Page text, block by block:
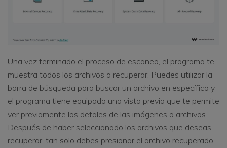
Una vez terminado el proceso de escaneo, el programa te
muestra todos los archivos a recuperar. Puedes utilizar la
barra de búsqueda para buscar un archivo en específico y
el programa tiene equipado una vista previa que te permite
ver previamente los detales de las imágenes o archivos.
Después de haber seleccionado los archivos que deseas
recuperar, tan solo debes presionar el archivo recuperado